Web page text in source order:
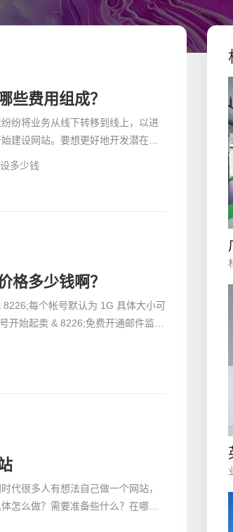
站建设解决方案 营销型网站建设
建站预算时需要综合考虑各方面的需求和
些费用组成？
纷将业务从线下转移到线上，以进
建设网站。要想更好地开发潜在客
多少钱
格多少钱啊？
每个帐号默认为 1G 具体大小可
代很多人有想法自己做一个网站，
怎么做？需要准备些什么？在哪里